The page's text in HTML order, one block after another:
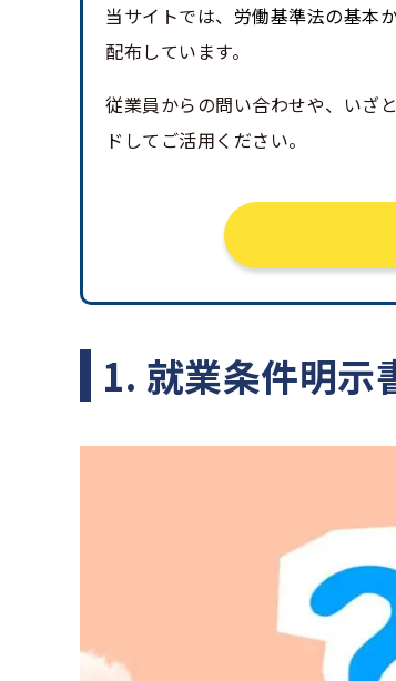
当サイトでは、 労働基準法の基本
配布しています。
従業員からの問い合わせや、いざ
ドしてご活用ください。
1. 就業条件明示